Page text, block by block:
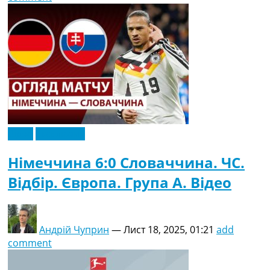
Німеччина 6:0 Словаччина. ЧC.
Відбір. Європа. Група A. Відео
Андрій Чуприн —Лист 18, 2025, 01:21 add
comment